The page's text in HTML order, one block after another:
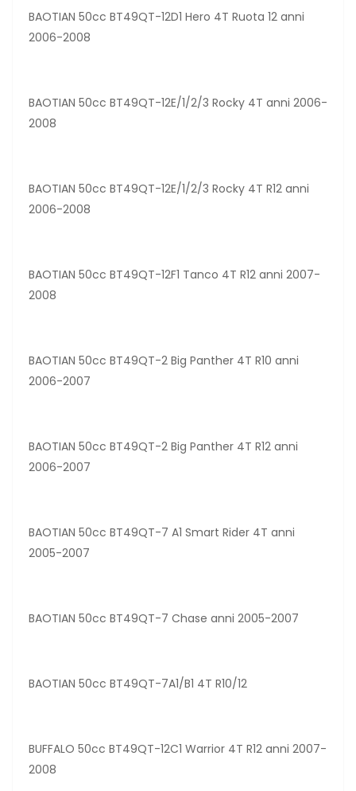
BAOTIAN 50cc BT49QT-12D1 Hero 4T Ruota 12 anni
2006-2008
BAOTIAN 50cc BT49QT-12E/1/2/3 Rocky 4T anni 2006-
2008
BAOTIAN 50cc BT49QT-12E/1/2/3 Rocky 4T R12 anni
2006-2008
BAOTIAN 50cc BT49QT-12F1 Tanco 4T R12 anni 2007-
2008
BAOTIAN 50cc BT49QT-2 Big Panther 4T R10 anni
2006-2007
BAOTIAN 50cc BT49QT-2 Big Panther 4T R12 anni
2006-2007
BAOTIAN 50cc BT49QT-7 A1 Smart Rider 4T anni
2005-2007
BAOTIAN 50cc BT49QT-7 Chase anni 2005-2007
BAOTIAN 50cc BT49QT-7A1/B1 4T R10/12
BUFFALO 50cc BT49QT-12C1 Warrior 4T R12 anni 2007-
2008